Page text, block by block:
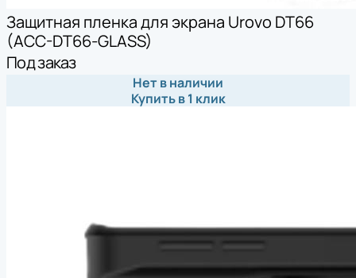
Защитная пленка для экрана Urovo DT66
(ACC-DT66-GLASS)
Под заказ
Нет в наличии
Купить в 1 клик